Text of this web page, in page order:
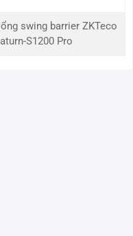
swing barrier ZKTeco
S1200 Pro